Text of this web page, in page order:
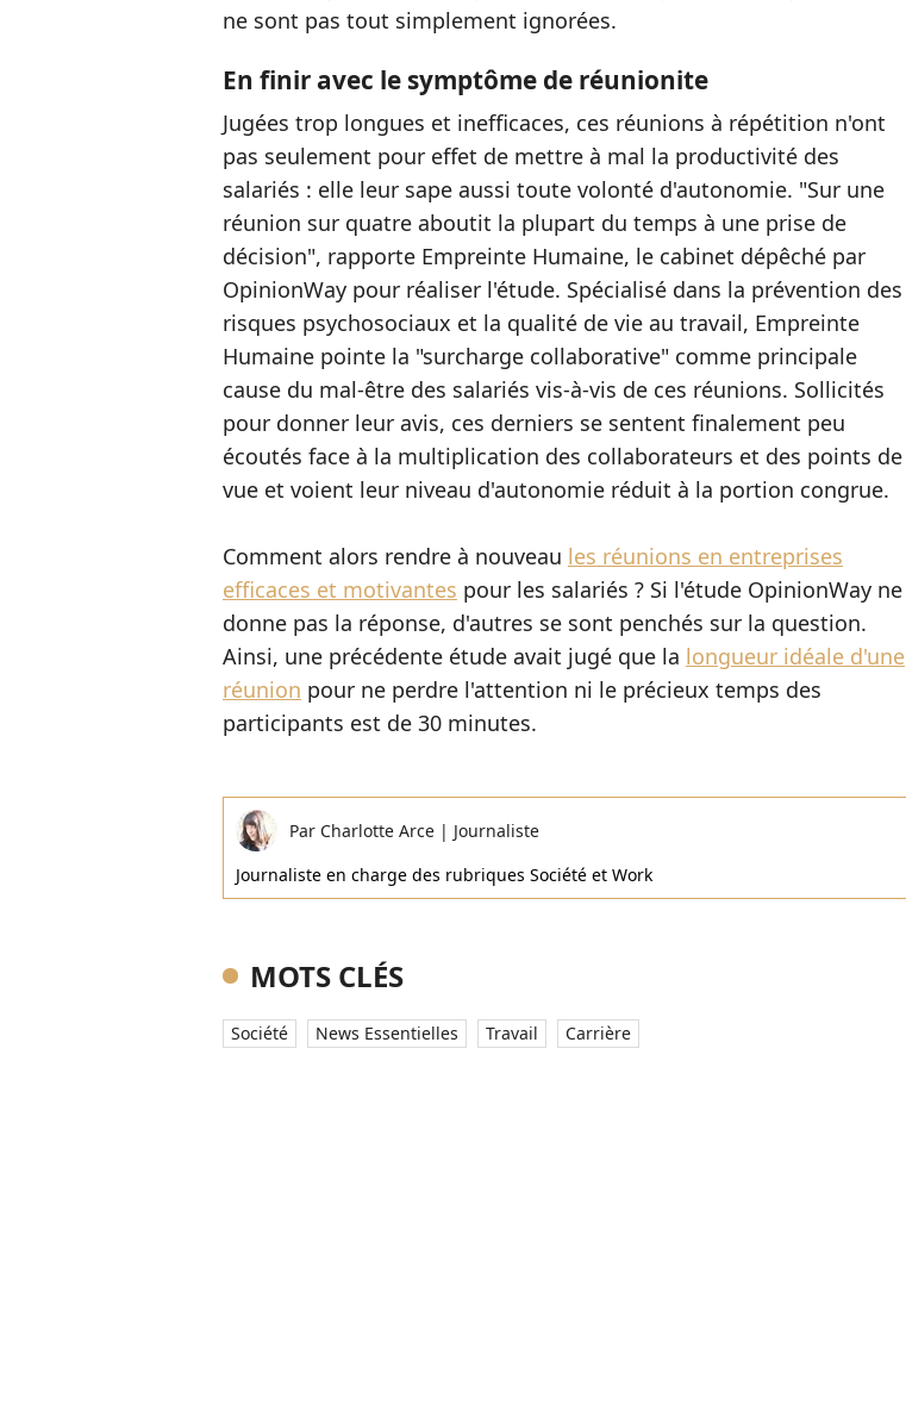
ne sont pas tout simplement ignorées.
En finir avec le symptôme de réunionite
Jugées trop longues et inefficaces, ces réunions à répétition n'ont
pas seulement pour effet de mettre à mal la productivité des
salariés : elle leur sape aussi toute volonté d'autonomie. "Sur une
réunion sur quatre aboutit la plupart du temps à une prise de
décision", rapporte Empreinte Humaine, le cabinet dépêché par
OpinionWay pour réaliser l'étude. Spécialisé dans la prévention des
risques psychosociaux et la qualité de vie au travail, Empreinte
Humaine pointe la "surcharge collaborative" comme principale
cause du mal-être des salariés vis-à-vis de ces réunions. Sollicités
pour donner leur avis, ces derniers se sentent finalement peu
écoutés face à la multiplication des collaborateurs et des points de
vue et voient leur niveau d'autonomie réduit à la portion congrue.
Comment alors rendre à nouveau les réunions en entreprises
efficaces et motivantes pour les salariés ? Si l'étude OpinionWay ne
donne pas la réponse, d'autres se sont penchés sur la question.
Ainsi, une précédente étude avait jugé que la longueur idéale d'une
réunion pour ne perdre l'attention ni le précieux temps des
participants est de 30 minutes.
Par Charlotte Arce | Journaliste
Journaliste en charge des rubriques Société et Work
MOTS CLÉS
Société News Essentielles Travail Carrière